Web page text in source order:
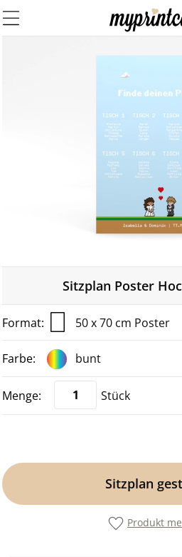
Sitzplan Poster
50 x 70 cm Poster
bunt
Stück
Sitzplan
Produkt